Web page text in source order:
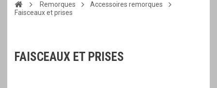
Remorques
Accessoires remorques
Faisceaux et prises
FAISCEAUX ET PRISES